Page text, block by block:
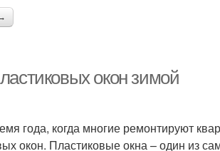
окон зимой
года, когда многие ремонтируют
окон. Пластиковые окна – один из